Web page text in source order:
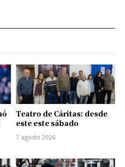
Teatro de Cáritas: desde
este este sábado
7 agosto 2026